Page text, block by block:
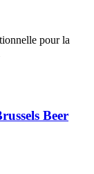
pour la
Beer